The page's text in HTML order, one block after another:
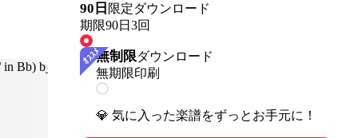
90日 限定ダウンロード
期限90日 3回
無制限ダウンロード
無期限印刷
💎 気に入った楽譜をずっとお手元に！